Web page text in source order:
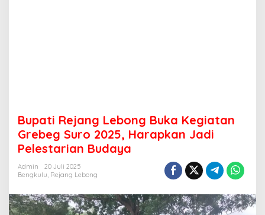
Bupati Rejang Lebong Buka Kegiatan
Grebeg Suro 2025, Harapkan Jadi
Pelestarian Budaya
Admin
20 Juli 2025
Bengkulu, Rejang Lebong